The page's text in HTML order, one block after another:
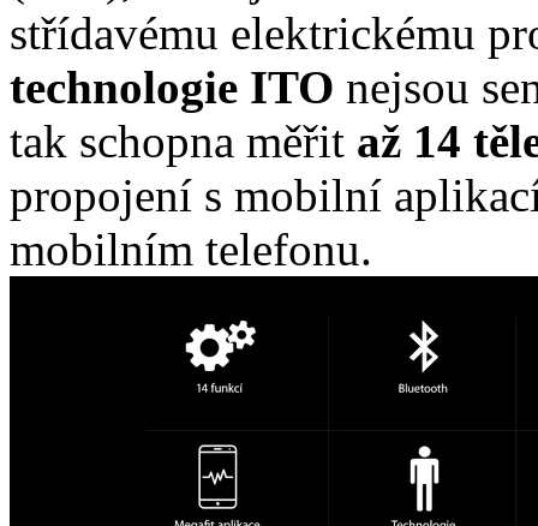
střídavému elektrickému
technologie ITO nejsou
tak schopna měřit až 14
propojení s mobilní
mobilním telefonu.